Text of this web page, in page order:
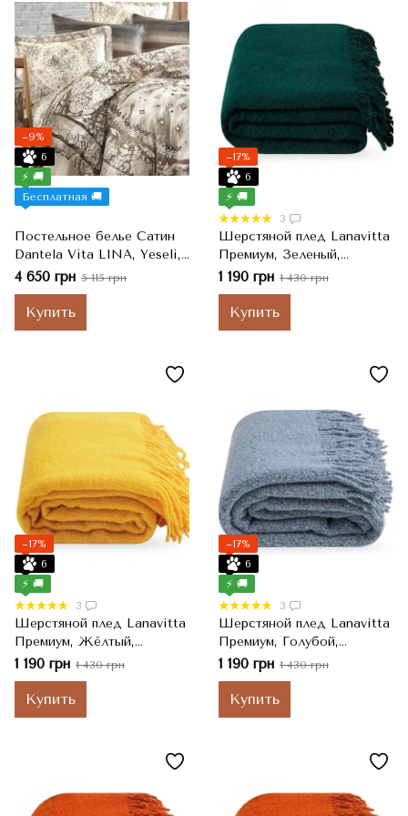
−9%
6
⚡ 🚚
Бесплатная 🚚
Постельное белье Сатин
Dantela Vita LINA, Yeseli,
Евро, 200x220 см, 240x260
см, 50x70 см
4 650 грн 5 115 грн
Купить
−17%
6
⚡ 🚚
3
Шерстяной плед Lanavitta
Премиум, Зеленый,
Полуторный, 140x200 см
1 190 грн 1 430 грн
Купить
−17%
6
⚡ 🚚
3
Шерстяной плед Lanavitta
Премиум, Жёлтый,
Полуторный, 140x200 см
1 190 грн 1 430 грн
Купить
−17%
6
⚡ 🚚
3
Шерстяной плед Lanavitta
Премиум, Голубой,
Полуторный, 140x200 см
1 190 грн 1 430 грн
Купить